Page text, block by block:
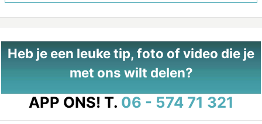
Heb je een leuke tip, foto of video die je
met ons wilt delen?
APP ONS! T. 06 - 574 71 321